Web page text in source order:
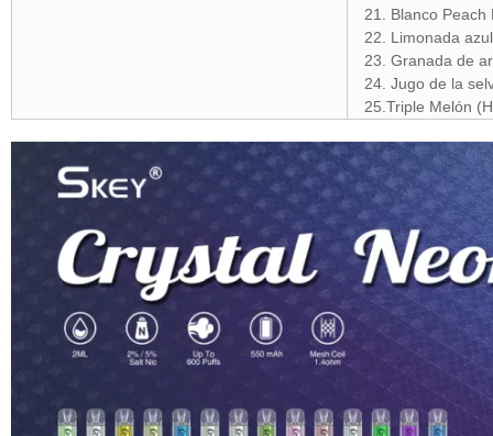
21. Blanco Peach
22. Limonada
23. Granada de
24. Jugo de la
25.Triple Melón